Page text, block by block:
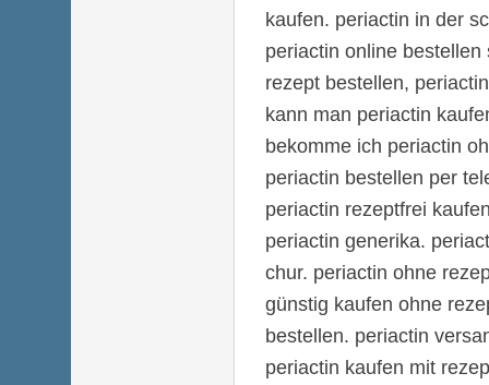
kaufen. periactin in der
periactin online
rezept bestellen,
kann man periactin
bekomme ich periactin
periactin bestellen per
periactin rezeptfrei
periactin generika.
chur. periactin ohne
günstig kaufen ohne
bestellen. periactin
periactin kaufen mit